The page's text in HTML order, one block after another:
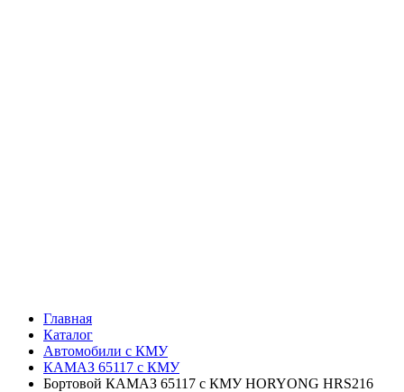
Главная
Каталог
Автомобили с КМУ
КАМАЗ 65117 с КМУ
Бортовой КАМАЗ 65117 с КМУ HORYONG HRS216